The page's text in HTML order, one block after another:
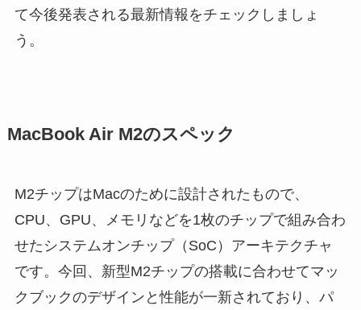
て今後発表される最新情報をチェックしましょ
う。
MacBook Air M2のスペック
M2チップはMacのために設計されたもので、
CPU、GPU、メモリなどを1枚のチップで組み合わ
せたシステムオンチップ（SoC）アーキテクチャ
です。今回、新型M2チップの搭載に合わせてマッ
クブックのデザインと性能が一新されており、パ